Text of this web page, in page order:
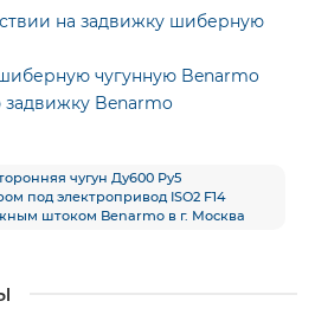
на задвижку шиберную
чугунную Benarmo
Benarmo
чугун Ду600 Ру5
под электропривод ISO2 F14
штоком Benarmo в г. Москва